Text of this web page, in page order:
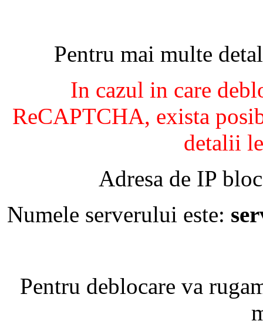
Pentru mai multe
In cazul in care
ReCAPTCHA, exista
detalii
Adresa de IP
Numele serverului este:
Pentru deblocare va